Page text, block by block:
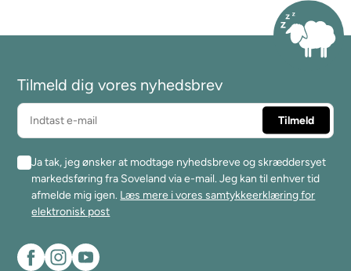
Tilmeld dig vores nyhedsbrev
Ja tak, jeg ønsker at modtage nyhedsbreve og skræddersyet
markedsføring fra Soveland via e-mail. Jeg kan til enhver tid
afmelde mig igen. Læs mere i vores samtykkeerklæring for
elektronisk post